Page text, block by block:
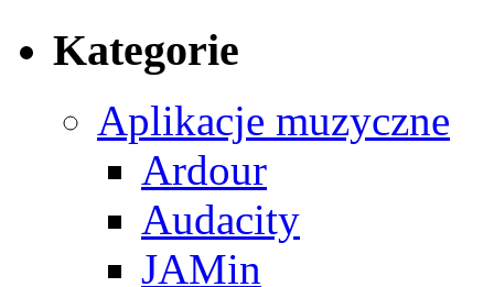
Kategorie
Aplikacje muzyczne
Ardour
Audacity
JAMin